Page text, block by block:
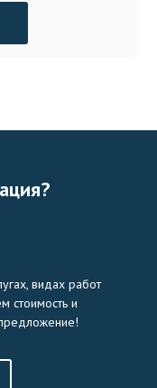
видах работ
стоимость и